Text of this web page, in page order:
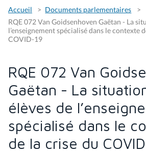
Accueil
Documents parlementaires
RQE 072 Van Goidsenhoven Gaëtan - La
l’enseignement spécialisé dans le contexte
COVID-19
RQE 072 Van
Gaëtan - La
élèves de
spécialisé dans le
de la crise du